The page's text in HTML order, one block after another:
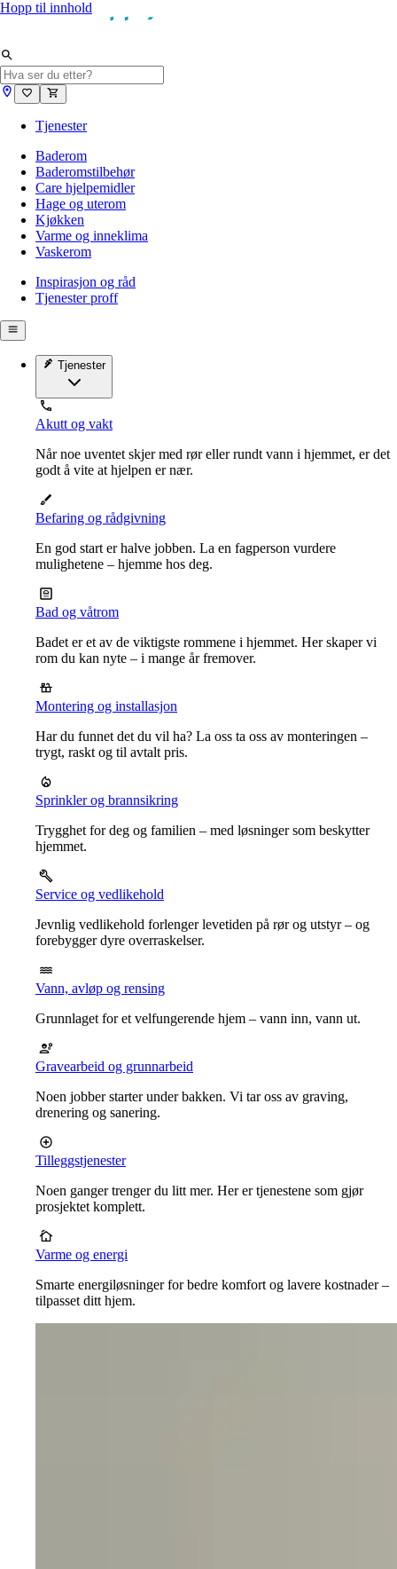
Hopp til innhold
Tjenester
Baderom
Baderomstilbehør
Care hjelpemidler
Hage og uterom
Kjøkken
Varme og inneklima
Vaskerom
Inspirasjon og råd
Tjenester proff
Tjenester
Akutt og vakt
Når noe uventet skjer med rør eller rundt vann i hjemmet, er det
godt å vite at hjelpen er nær.
Befaring og rådgivning
En god start er halve jobben. La en fagperson vurdere
mulighetene – hjemme hos deg.
Bad og våtrom
Badet er et av de viktigste rommene i hjemmet. Her skaper vi
rom du kan nyte – i mange år fremover.
Montering og installasjon
Har du funnet det du vil ha? La oss ta oss av monteringen –
trygt, raskt og til avtalt pris.
Sprinkler og brannsikring
Trygghet for deg og familien – med løsninger som beskytter
hjemmet.
Service og vedlikehold
Jevnlig vedlikehold forlenger levetiden på rør og utstyr – og
forebygger dyre overraskelser.
Vann, avløp og rensing
Grunnlaget for et velfungerende hjem – vann inn, vann ut.
Gravearbeid og grunnarbeid
Noen jobber starter under bakken. Vi tar oss av graving,
drenering og sanering.
Tilleggstjenester
Noen ganger trenger du litt mer. Her er tjenestene som gjør
prosjektet komplett.
Varme og energi
Smarte energiløsninger for bedre komfort og lavere kostnader –
tilpasset ditt hjem.